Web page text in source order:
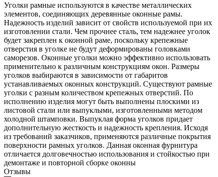
Уголки рамные используются в качестве металлических
элементов, соединяющих деревянные оконные рамы.
Надежность изделий зависит от свойств используемой при их
изготовлении стали. Чем прочнее сталь, тем надежнее уголок
будет закреплен к оконной раме, поскольку крепежные
отверстия в уголке не будут деформированы головками
саморезов. Оконные уголки можно эффективно использовать
применительно к различным конструкциям окон. Размеры
уголков выбираются в зависимости от габаритов
устанавливаемых оконных конструкций. Существуют рамные
уголки с разным количеством крепежных отверстий. По
исполнению изделия могут быть выполнены плоскими из
листовой стали или выпуклыми, изготовленными методом
холодной штамповки. Выпуклая форма уголков придает
дополнительную жесткость и надежность крепления. Исходя
из требований заказчиков, применяются различные покрытия
поверхности рамных уголков. Данная оконная фурнитура
отличается долговечностью использования и стойкостью при
демонтаже и повторной сборке оконны
Отзывы